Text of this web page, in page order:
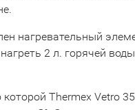
нагревательный
2 л. горячей
Thermex Vetro